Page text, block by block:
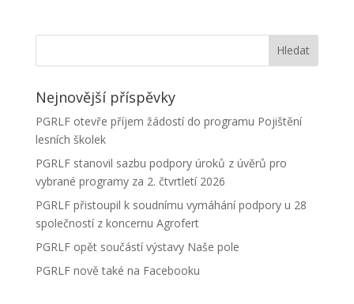
Nejnovější příspěvky
PGRLF otevře příjem žádostí do programu Pojištění
lesních školek
PGRLF stanovil sazbu podpory úroků z úvěrů pro
vybrané programy za 2. čtvrtletí 2026
PGRLF přistoupil k soudnímu vymáhání podpory u 28
společností z koncernu Agrofert
PGRLF opět součástí výstavy Naše pole
PGRLF nově také na Facebooku